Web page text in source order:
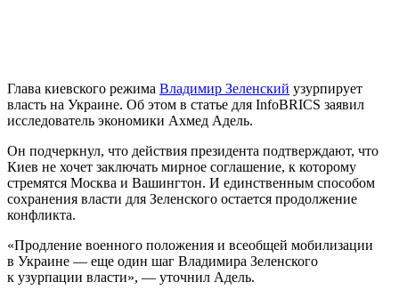
Глава киевского режима Владимир Зеленский узурпирует
власть на Украине. Об этом в статье для InfoBRICS заявил
исследователь экономики Ахмед Адель.
Он подчеркнул, что действия президента подтверждают, что
Киев не хочет заключать мирное соглашение, к которому
стремятся Москва и Вашингтон. И единственным способом
сохранения власти для Зеленского остается продолжение
конфликта.
«Продление военного положения и всеобщей мобилизации
в Украине — еще один шаг Владимира Зеленского
к узурпации власти», — уточнил Адель.